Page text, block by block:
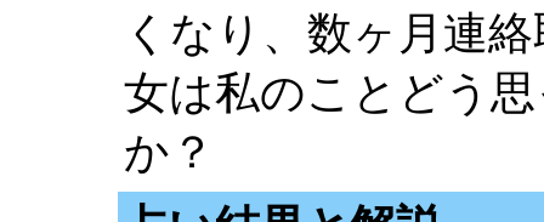
くなり、数ヶ月連
女は私のことどう
か？